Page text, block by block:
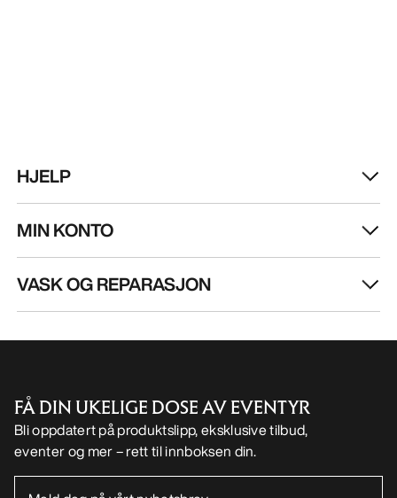
HJELP
MIN KONTO
VASK OG REPARASJON
FÅ DIN UKELIGE DOSE AV EVENTYR
Bli oppdatert på produktslipp, eksklusive tilbud,
eventer og mer – rett til innboksen din.